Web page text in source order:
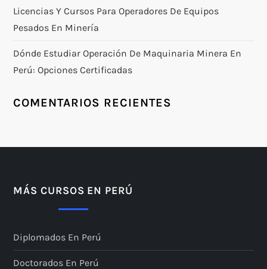
Licencias Y Cursos Para Operadores De Equipos
Pesados En Minería
Dónde Estudiar Operación De Maquinaria Minera En
Perú: Opciones Certificadas
COMENTARIOS RECIENTES
MÁS CURSOS EN PERÚ
Diplomados En Perú
Doctorados En Perú